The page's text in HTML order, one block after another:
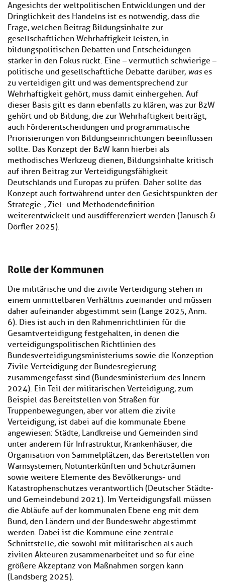
Angesichts der weltpolitischen Entwicklungen und der
Dringlichkeit des Handelns ist es notwendig, dass die
Frage, welchen Beitrag Bildungsinhalte zur
gesellschaftlichen Wehrhaftigkeit leisten, in
bildungspolitischen Debatten und Entscheidungen
stärker in den Fokus rückt. Eine – vermutlich schwierige –
politische und gesellschaftliche Debatte darüber, wases
zu verteidigen gilt und was dementsprechend zur
Wehrhaftigkeit gehört, muss damit einhergehen. Auf
dieser Basis gilt es dann ebenfalls zu klären, was zur BzW
gehört und ob Bildung, die zur Wehrhaftigkeit beiträgt,
auch Förderentscheidungen und programmatische
Priorisierungen von Bildungseinrichtungen beeinflussen
sollte. Das Konzept der BzW kann hierbei als
methodisches Werkzeug dienen, Bildungsinhalte kritisch
auf ihren Beitrag zur Verteidigungsfähigkeit
Deutschlands und Europas zu prüfen. Daher sollte das
Konzept auch fortwährend unter den Gesichtspunkten der
Strategie-, Ziel- und Methodendefinition
weiterentwickelt und ausdifferenziert werden (Janusch &
Dörfler 2025).
Rolle der Kommunen
Die militärische und die zivile Verteidigung stehen in
einem unmittelbaren Verhältnis zueinander und müssen
daher aufeinander abgestimmt sein (Lange 2025, Anm.
6). Dies ist auch in den Rahmenrichtlinien für die
Gesamtverteidigung festgehalten, in denen die
verteidigungspolitischen Richtlinien des
Bundesverteidigungsministeriums sowie die Konzeption
Zivile Verteidigung der Bundesregierung
zusammengefasst sind (Bundesministerium des Innern
2024). Ein Teil der militärischen Verteidigung, zum
Beispiel das Bereitstellen von Straßen für
Truppenbewegungen, aber vor allem die zivile
Verteidigung, ist dabei auf die kommunale Ebene
angewiesen: Städte, Landkreise und Gemeinden sind
unter anderem für Infrastruktur, Krankenhäuser, die
Organisation von Sammelplätzen, das Bereitstellen von
Warnsystemen, Notunterkünften und Schutzräumen
sowie weitere Elemente des Bevölkerungs- und
Katastrophenschutzes verantwortlich (Deutscher Städte-
und Gemeindebund 2021). Im Verteidigungsfall müssen
die Abläufe auf der kommunalen Ebene eng mit dem
Bund, den Ländern und der Bundeswehr abgestimmt
werden. Dabei ist die Kommune eine zentrale
Schnittstelle, die sowohl mit militärischen als auch
zivilen Akteuren zusammenarbeitet und so für eine
größere Akzeptanz von Maßnahmen sorgen kann
(Landsberg 2025).